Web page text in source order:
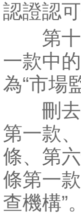
認證認
第十
一款中
為“市場
刪去
第一款
條、第
條第一
查機構”。